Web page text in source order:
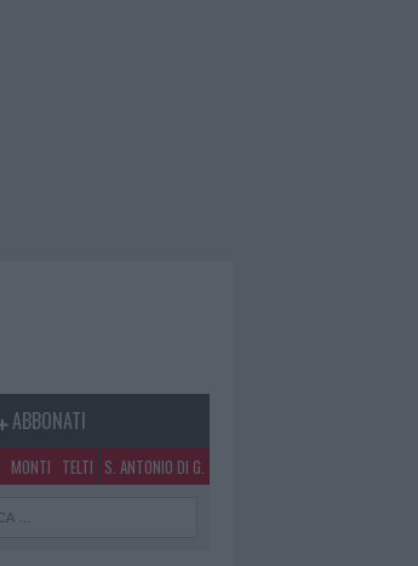
ABBONATI
MONTI TELTI S. ANTONIO DI G.